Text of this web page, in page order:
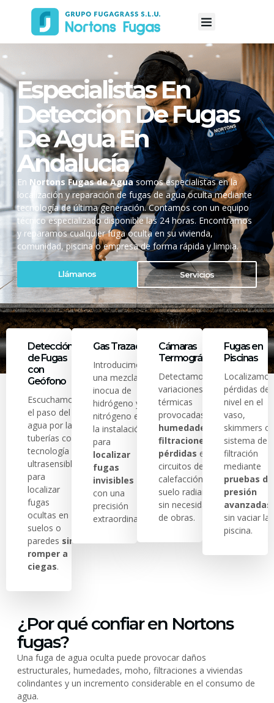
Especialistas En
Detección De Fugas
De Agua En
Andalucía
En Nortons Fugas de Aguasomos especialistas en la
localización y reparación de fugas de agua oculta mediante
tecnología de última generación. Contamos con un equipo
técnico especializado disponible las 24 horas. Encontramos
y reparamos cualquier fuga oculta en su vivienda,
comunidad, piscina o empresa de forma rápida y limpia.
Llámanos Servicios
Detección
de Fugas
con
Geófono
Escuchamos
el paso del
agua por las
tuberías con
tecnología
ultrasensible
para
localizar
fugas
ocultas en
suelos o
paredes sin
romper a
ciegas.
Gas Trazador
Introducimos
una mezcla
inocua de
hidrógeno y
nitrógeno en
la instalación
para
localizar
fugas
invisibles
con una
precisión
extraordinaria.
Cámaras
Termográficas
Detectamos
variaciones
térmicas
provocadas por
humedades,
filtraciones o
pérdidas en
circuitos de
calefacción y
suelo radiante
sin necesidad
de obras.
Fugas en
Piscinas
Localizamos
pérdidas de
nivel en el
vaso,
skimmers o
sistema de
filtración
mediante
pruebas de
presión
avanzadas
sin vaciar la
piscina.
¿Por qué confiar en Nortons
fugas?
Una fuga de agua oculta puede provocar daños
estructurales, humedades, moho, filtraciones a viviendas
colindantes y un incremento considerable en el consumo de
agua.